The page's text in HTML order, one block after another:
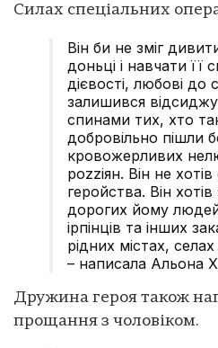
Силах спеціальних
Він би не зміг
доньці і навчати її
дієвості, любові до
залишився
спинами тих, хто
добровільно пішли
кровожерливих
роzzіян. Він не
геройства. Він
дорогих йому людей
ірпінців та інших
рідних містах, селах
– написала Альона
Дружина героя також
прощання з чоловіком.